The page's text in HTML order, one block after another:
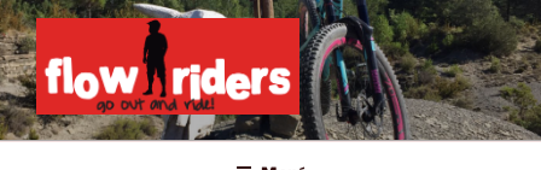
Saltar
al
contenido
GO OUT AND RIDE!